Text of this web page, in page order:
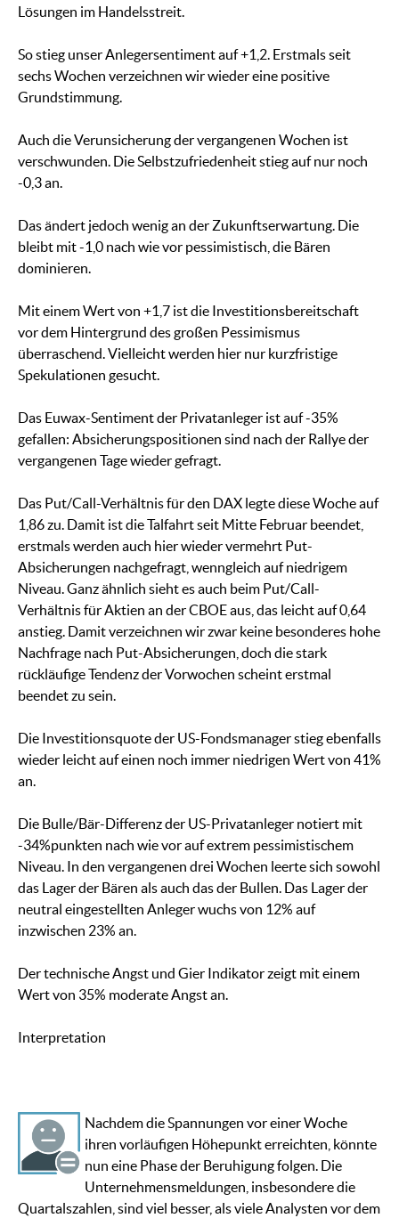
Lösungen im Handelsstreit.
So stieg unser Anlegersentiment auf +1,2. Erstmals seit
sechs Wochen verzeichnen wir wieder eine positive
Grundstimmung.
Auch die Verunsicherung der vergangenen Wochen ist
verschwunden. Die Selbstzufriedenheit stieg auf nur noch
-0,3 an.
Das ändert jedoch wenig an der Zukunftserwartung. Die
bleibt mit -1,0 nach wie vor pessimistisch, die Bären
dominieren.
Mit einem Wert von +1,7 ist die Investitionsbereitschaft
vor dem Hintergrund des großen Pessimismus
überraschend. Vielleicht werden hier nur kurzfristige
Spekulationen gesucht.
Das Euwax-Sentiment der Privatanleger ist auf -35%
gefallen: Absicherungspositionen sind nach der Rallye der
vergangenen Tage wieder gefragt.
Das Put/Call-Verhältnis für den DAX legte diese Woche auf
1,86 zu. Damit ist die Talfahrt seit Mitte Februar beendet,
erstmals werden auch hier wieder vermehrt Put-
Absicherungen nachgefragt, wenngleich auf niedrigem
Niveau. Ganz ähnlich sieht es auch beim Put/Call-
Verhältnis für Aktien an der CBOE aus, das leicht auf 0,64
anstieg. Damit verzeichnen wir zwar keine besonderes hohe
Nachfrage nach Put-Absicherungen, doch die stark
rückläufige Tendenz der Vorwochen scheint erstmal
beendet zu sein.
Die Investitionsquote der US-Fondsmanager stieg ebenfalls
wieder leicht auf einen noch immer niedrigen Wert von 41%
an.
Die Bulle/Bär-Differenz der US-Privatanleger notiert mit
-34%punkten nach wie vor auf extrem pessimistischem
Niveau. In den vergangenen drei Wochen leerte sich sowohl
das Lager der Bären als auch das der Bullen. Das Lager der
neutral eingestellten Anleger wuchs von 12% auf
inzwischen 23% an.
Der technische Angst und Gier Indikator zeigt mit einem
Wert von 35% moderate Angst an.
Interpretation
Nachdem die Spannungen vor einer Woche
ihren vorläufigen Höhepunkt erreichten, könnte
nun eine Phase der Beruhigung folgen. Die
Unternehmensmeldungen, insbesondere die
Quartalszahlen, sind viel besser, als viele Analysten vor dem